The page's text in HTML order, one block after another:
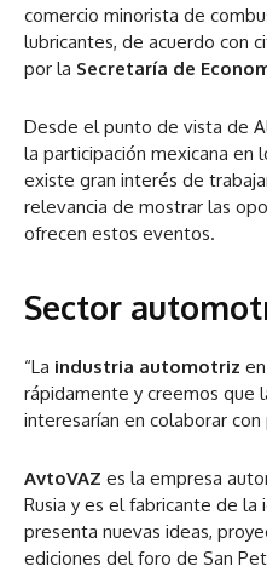
comercio minorista de
lubricantes, de acuerdo con
por la Secretaría de
Desde el punto de vista de
la participación mexicana en
existe gran interés de
relevancia de mostrar las
ofrecen estos eventos.
Sector
“La industria automotriz
rápidamente y creemos que
interesarían en colaborar
AvtoVAZ es la empresa
Rusia y es el fabricante de la
presenta nuevas ideas,
ediciones del foro de San